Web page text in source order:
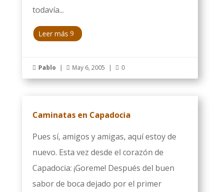
todavía...
Leer más
 Pablo |  May 6, 2005 |  0
Caminatas en Capadocia
Pues sí, amigos y amigas, aquí estoy de
nuevo. Esta vez desde el corazón de
Capadocia: ¡Goreme! Después del buen
sabor de boca dejado por el primer